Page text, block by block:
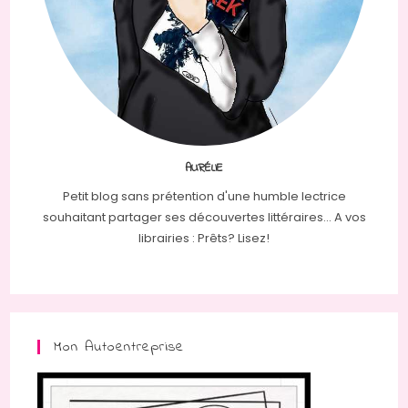
AURÉLIE
Petit blog sans prétention d'une humble lectrice
souhaitant partager ses découvertes littéraires... A vos
librairies : Prêts? Lisez!
Mon Autoentreprise